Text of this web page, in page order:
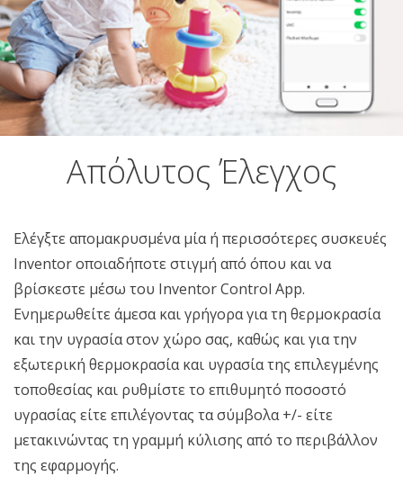
Απόλυτος Έλεγχος
Ελέγξτε απομακρυσμένα μία ή περισσότερες συσκευές
Inventor οποιαδήποτε στιγμή από όπου και να
βρίσκεστε μέσω του Inventor Control App.
Ενημερωθείτε άμεσα και γρήγορα για τη θερμοκρασία
και την υγρασία στον χώρο σας, καθώς και για την
εξωτερική θερμοκρασία και υγρασία της επιλεγμένης
τοποθεσίας και ρυθμίστε το επιθυμητό ποσοστό
υγρασίας είτε επιλέγοντας τα σύμβολα +/- είτε
μετακινώντας τη γραμμή κύλισης από το περιβάλλον
της εφαρμογής.